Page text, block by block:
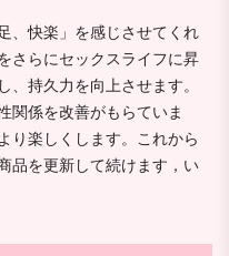
、快楽」を感じさせてくれ
さらにセックスライフに昇
持久力を向上させます。
関係を改善がもらていま
り楽しくします。これから
品を更新して続けます，い